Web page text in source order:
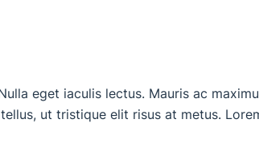
eget iaculis lectus. Mauris ac
ut tristique elit risus at metus.